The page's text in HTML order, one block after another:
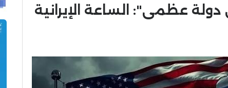
عظمى": الساعة الإيرانية